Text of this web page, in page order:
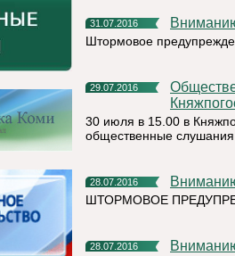
31.07.2016
Штормовое
29.07.2016
Общественные слушания по Планам развития
30 июля в 15.00 в
общественные слушания
28.07.2016
ШТОРМОВОЕ
28.07.2016